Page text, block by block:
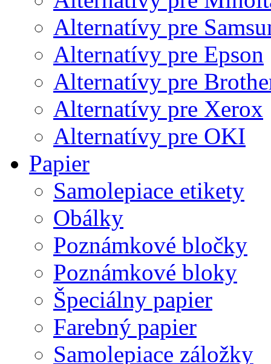
Alternatívy pre
Alternatívy pre Epson
Alternatívy pre
Alternatívy pre Xerox
Alternatívy pre OKI
Papier
Samolepiace etikety
Obálky
Poznámkové bločky
Poznámkové bloky
Špeciálny papier
Farebný papier
Samolepiace záložky